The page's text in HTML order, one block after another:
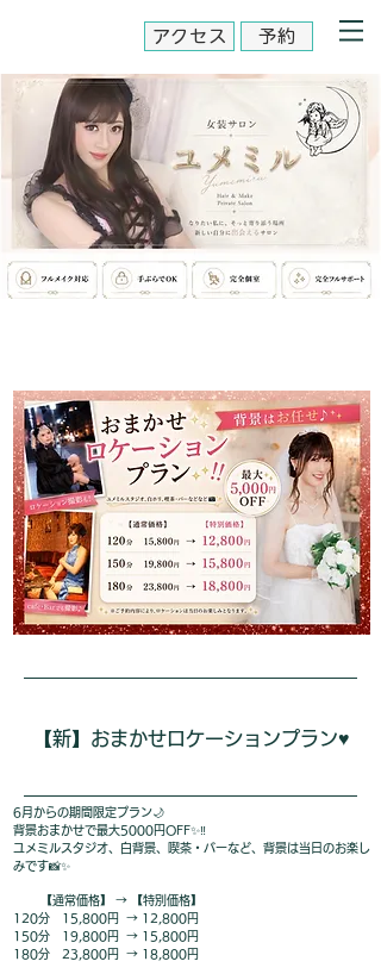
アクセス 予約
【新】おまかせロケーションプラン♥️
6月からの期間限定プラン🌙
背景おまかせで最大5000円OFF✨️‼️
ユメミルスタジオ、白背景、喫茶・バーなど、背景は当日のお楽し
みです📸✨
【通常価格】 → 【特別価格】
120分 15,800円 → 12,800円
150分 19,800円 → 15,800円
180分 23,800円 → 18,800円